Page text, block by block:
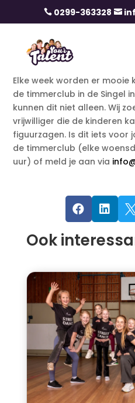
 0299-363328 
Elke week worden er mooie
de timmerclub in de Singel
kunnen dit niet alleen. Wij
vrijwilliger die de kinderen
figuurzagen. Is dit iets voor
de timmerclub (elke
uur) of meld je aan via
  
Ook